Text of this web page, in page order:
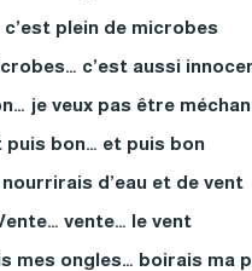
plein de microbes…
c’est aussi
je veux pas être
puis bon… et puis bon…
d’eau et de vent…
vente… le vent…
mes ongles… boirais ma